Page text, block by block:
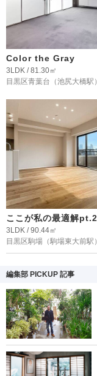
Color the Gray
3LDK / 81.30㎡
目黒区青葉台 （池尻大橋駅）
ここが私の最適解pt.2
3LDK / 90.44㎡
目黒区駒場 （駒場東大前駅）
編集部 PICKUP 記事